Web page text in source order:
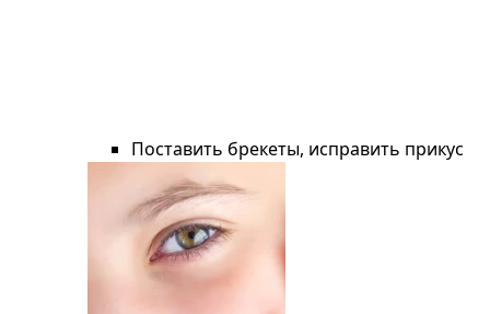
Поставить брекеты, исправить прикус